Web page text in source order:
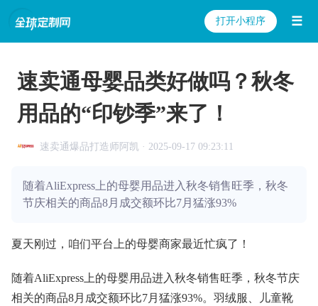
打开小程序 ☰
速卖通母婴品类好做吗？秋冬
用品的“印钞季”来了！
速卖通爆品打造师阿凯 · 2025-09-17 09:23:11
随着AliExpress上的母婴用品进入秋冬销售旺季，秋冬
节庆相关的商品8月成交额环比7月猛涨93%
夏天刚过，咱们平台上的母婴商家最近忙疯了！
随着AliExpress上的母婴用品进入秋冬销售旺季，秋冬节庆
相关的商品8月成交额环比7月猛涨93%。羽绒服、儿童靴